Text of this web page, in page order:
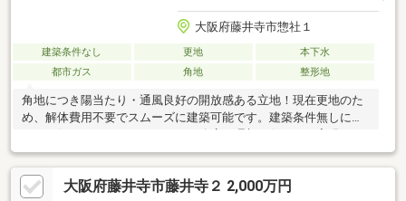
大阪府藤井寺市惣社１
建築条件なし 更地
本下水
都市ガス
角地 整形地
角地につき陽当たり・通風良好の開放感ある立地！現在更地のた
め、解体費用不要でスムーズに建築可能です。建築条件無しにつ
ます。前面道路も広く、駐車や日々の出入りも安心。周辺は閑静
な住宅街で、落ち着いた住環境が魅力です。参考プランのご提案
も可能ですので、お気軽にご相談ください。
大阪府藤井寺市藤井寺２ 2,000万円